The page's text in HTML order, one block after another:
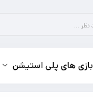
بازی های پلی استیشن